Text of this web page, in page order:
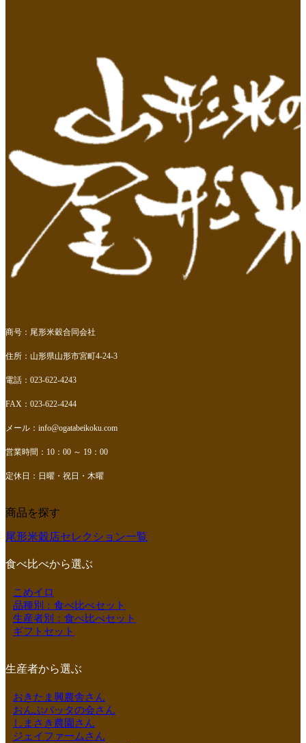
商号：尾形米穀合同会社
住所：山形県山形市宮町4-24-3
電話：023-622-4243
FAX：023-622-4244
メール： info@ogatabeikoku.com
営業時間：10：00 ～ 19：00
定休日：日曜・祝日・木曜
商品を探す
尾形米穀店セレクション一覧
食べ比べから選ぶ
こめイロ
品種別：食べ比べセット
生産者別：食べ比べセット
ギフトセット
生産者から選ぶ
おきたま興農舎さん
おんぶバッタの会さん
しまさき農園さん
ジェイファームさん